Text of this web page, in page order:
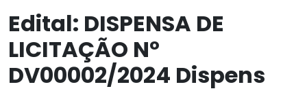
Edital: DISPENSA DE
LICITAÇÃO Nº
DV00002/2024 Dispens